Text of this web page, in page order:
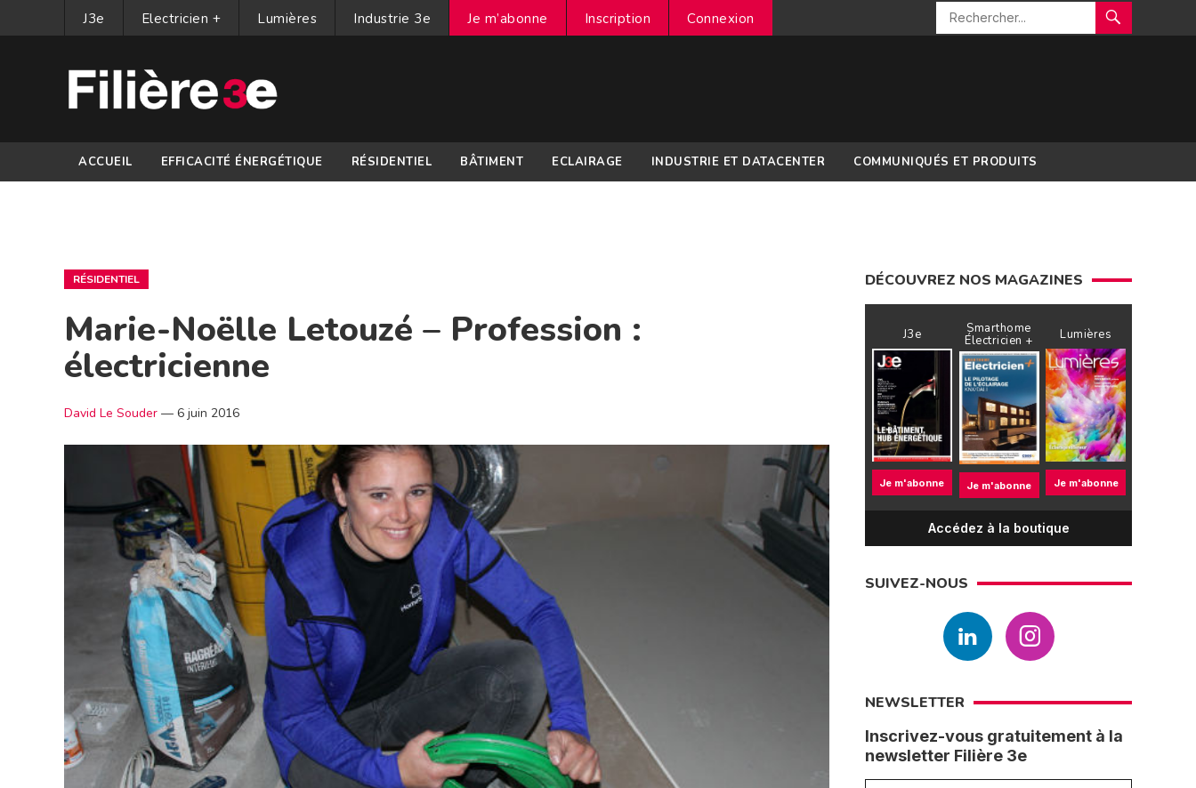
J3e Electricien + Lumières Industrie 3e Je m’abonne Inscription Connexion
ACCUEIL EFFICACITÉ ÉNERGÉTIQUE RÉSIDENTIEL BÂTIMENT ECLAIRAGE INDUSTRIE ET DATACENTER COMMUNIQUÉS ET PRODUITS
RÉSIDENTIEL
Marie-Noëlle Letouzé – Profession :
électricienne
David Le Souder — 6 juin 2016
DÉCOUVREZ NOS MAGAZINES
J3e
Je m'abonne
Smarthome
Électricien +
Je m'abonne
Lumières
Je m'abonne
Accédez à la boutique
SUIVEZ-NOUS
NEWSLETTER
Inscrivez-vous gratuitement à la
newsletter Filière 3e